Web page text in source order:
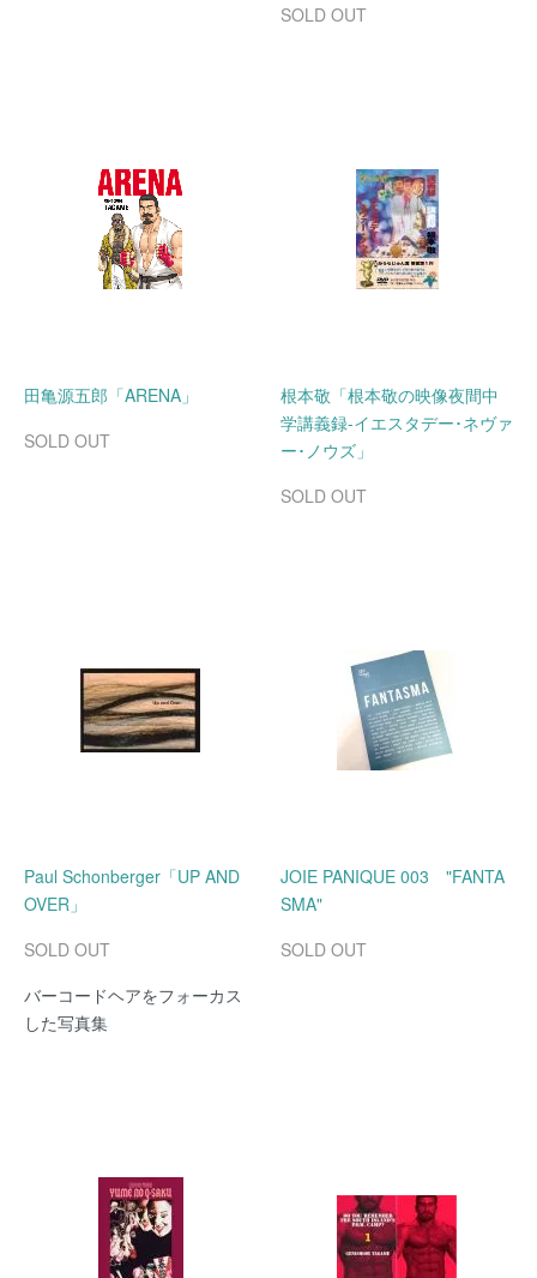
SOLD OUT
田亀源五郎「ARENA」
SOLD OUT
根本敬「根本敬の映像夜間中
学講義録-イエスタデー･ネヴァ
ー･ノウズ」
SOLD OUT
Paul Schonberger「UP AND
OVER」
SOLD OUT
バーコードヘアをフォーカス
した写真集
JOIE PANIQUE 003 "FANTA
SMA"
SOLD OUT